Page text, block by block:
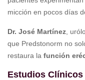
micción en pocos días
Dr. José Martínez ,
que Predstonorm no
restaura la función
Estudios